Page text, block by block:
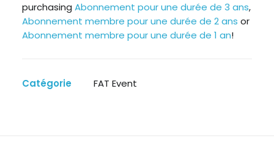
DU
DRAGON
purchasing Abonnement pour une durée de 3 ans,
Abonnement membre pour une durée de 2 ans or
Abonnement membre pour une durée de 1 an!
Catégorie FAT Event